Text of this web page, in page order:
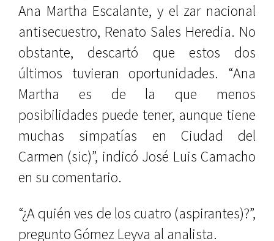
Ana Martha Escalante, y el zar nacional
antisecuestro, Renato Sales Heredia. No
obstante, descartó que estos dos
últimos tuvieran oportunidades. “Ana
Martha es de la que menos
posibilidades puede tener, aunque tiene
muchas simpatías en Ciudad del
Carmen (sic)”, indicó José Luis Camacho
en su comentario.
“¿A quién ves de los cuatro (aspirantes)?”,
pregunto Gómez Leyva al analista.